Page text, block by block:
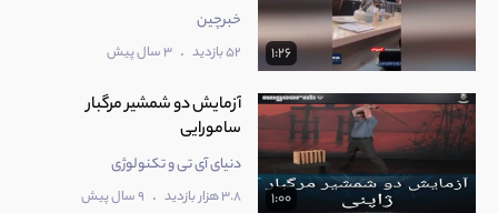
1:26
خبرچین
52 بازدید . 3 سال پیش
1:00
آزمایش دو شمشیر مرگبار
سامورایی
دنیای آی تی و تکنولوژی
3.8 هزار بازدید . 9 سال پیش